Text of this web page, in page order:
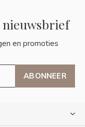
nieuwsbrief
en promoties
ABONNEER